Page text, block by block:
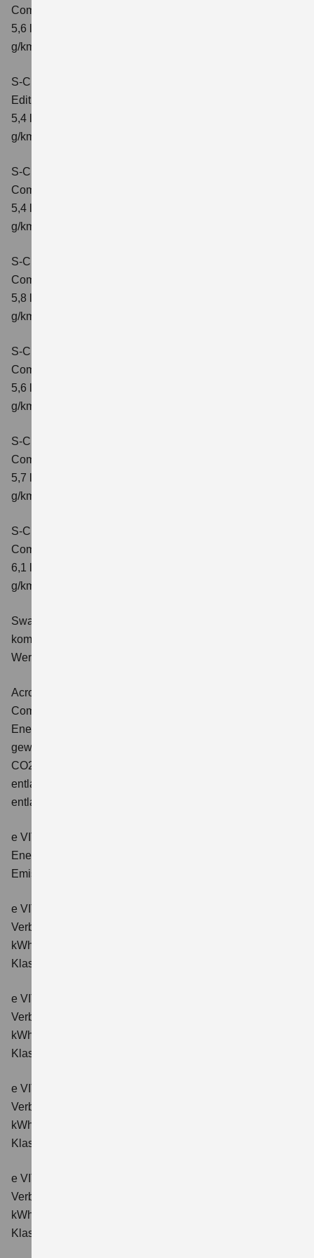
Comfort+
5,6 l/100km; kombinierter Wert der CO₂-Emission: 127
g/km; CO₂-Klasse: D
S-Cross 1.4 BOOSTERJET HYBRID
Edition
5,4 l/100 km; kombinierter Wert der CO2-Emission: 121
g/km; CO2-Klasse: D
S-Cross 1.4 BOOSTERJET HYBRID
Comfort
5,4 l/100 km; kombinierter Wert der CO2-Emission: 121
g/km; CO2-Klasse: D
S-Cross 1.4 BOOSTERJET HYBRID AT
Comfort
5,8 l/100 km; kombinierter Wert der CO2-Emission: 132
g/km; CO2-Klasse: D
S-Cross 1.4 BOOSTERJET HYBRID ALLGRIP
Comfort
5,6 l/100 km; kombinierter Wert der CO2-Emission: 131
g/km; CO2-Klasse: D
S-Cross 1.4 BOOSTERJET HYBRID ALLGRIP
Comfort+
5,7 l/100 km; kombinierter Wert der CO2-Emission: 131
g/km; CO2-Klasse: D
S-Cross 1.4 BOOSTERJET HYBRID ALLGRIP AT
Comfort+
6,1 l/100 km; kombinierter Wert der CO2-Emission: 141
g/km; CO2-Klasse: E
Swace 1.8 HYBRID CVT Comfort+
kombinierter Energieverbrauch 4,5 l/100km; kombinierter
Wert der CO2-Emission: 102 g/km; CO2-Klasse: C.
Across 2.5 PLUG-IN HYBRID CVT
Comfort+
Energieverbrauch: 17,1kWh/100km plus 1,0 l/100 km;
gewichtet kombinierter Wert der CO2-Emission: 22 g/km;
CO2-Klasse: B; kombinierter Kraftstoffverbrauch bei
entladener Batterie: 6,6 l/100km; CO2-Klasse (bei
entladener Batterie): E.
e VITARA eAxle Club (49 kWh-Batterie)
Energieverbrauch kombiniert: 14,9 kWh/100km; CO₂-
Emissionen kombiniert: 0 g/km; CO₂-Klasse: A.
e VITARA eAxle Comfort (61 kWh-Batterie)
Verbrauchswerte: Energieverbrauch kombiniert: 15,1
kWh/100km; CO₂-Emissionen kombiniert: 0 g/km; CO₂-
Klasse: A.
e VITARA eAxle ALLGRIP-e Comfort (61 kWh-Batterie)
Verbrauchswerte: Energieverbrauch kombiniert: 16,6
kWh/100km; CO₂-Emissionen kombiniert: 0 g/km; CO₂-
Klasse: A.
e VITARA eAxle Comfort+ (61 kWh-Batterie)
Verbrauchswerte: Energieverbrauch kombiniert: 15,1
kWh/100km; CO₂-Emissionen kombiniert: 0 g/km; CO₂-
Klasse: A.
e VITARA eAxle ALLGRIP-e Comfort+ (61 kWh-Batterie)
Verbrauchswerte: Energieverbrauch kombiniert: 16,6
kWh/100 km; CO₂-Emissionen kombiniert: 0 g/km; CO₂-
Klasse: A.